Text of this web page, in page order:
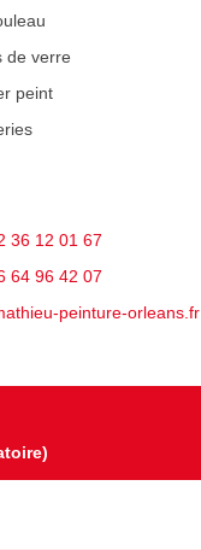
de verre
peint
36 12 01 67
64 96 42 07
peinture-orleans.fr